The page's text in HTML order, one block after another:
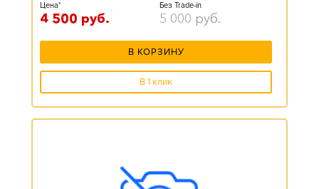
Цена*
4 500 руб.
Без Trade-in
5 000 руб.
В КОРЗИНУ
В 1 клик